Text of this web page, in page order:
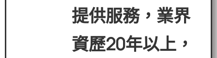
提供服務，業界
資歷20年以上，